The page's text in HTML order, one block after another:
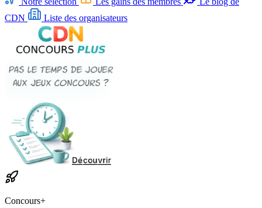
CDN
Liste des organisateurs
Concours+